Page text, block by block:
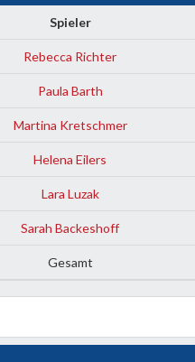
Spieler
Rebecca Richter
Paula Barth
Martina Kretschmer
Helena Eilers
Lara Luzak
Sarah Backeshoff
Gesamt